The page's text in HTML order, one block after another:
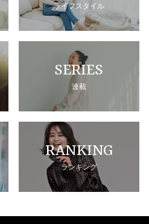
ライフスタイル
SERIES
連載
RANKING
ランキング